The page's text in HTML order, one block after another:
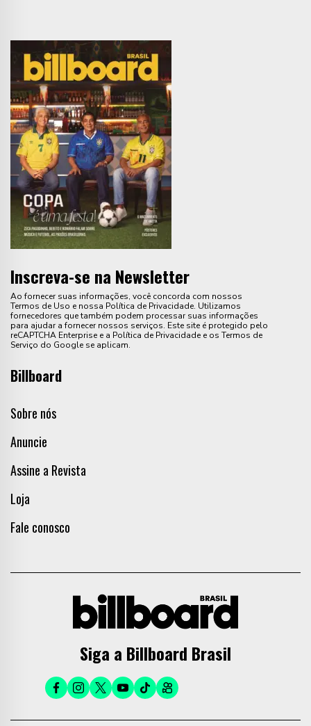
Inscreva-se na Newsletter
Ao fornecer suas informações, você concorda com nossos
Termos de Uso e nossa Política de Privacidade. Utilizamos
fornecedores que também podem processar suas informações
para ajudar a fornecer nossos serviços. Este site é protegido pelo
reCAPTCHA Enterprise e a Política de Privacidade e os Termos de
Serviço do Google se aplicam.
Billboard
Sobre nós
Anuncie
Assine a Revista
Loja
Fale conosco
Siga a Billboard Brasil